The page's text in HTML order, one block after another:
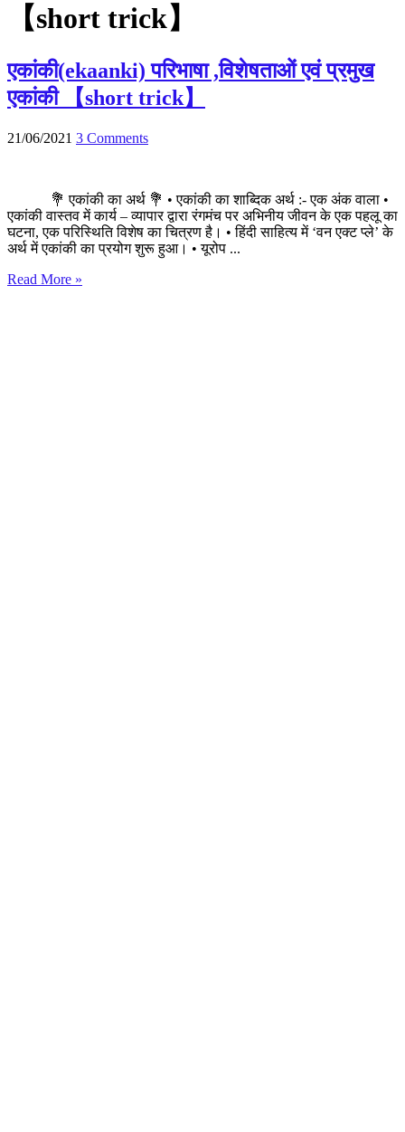
【short trick】
एकांकी(ekaanki) परिभाषा ,विशेषताओं एवं प्रमुख
एकांकी 【short trick】
21/06/2021 3 Comments
💐 एकांकी का अर्थ 💐 • एकांकी का शाब्दिक अर्थ :- एक अंक वाला •
एकांकी वास्तव में कार्य – व्यापार द्वारा रंगमंच पर अभिनीय जीवन के एक पहलू का
घटना, एक परिस्थिति विशेष का चित्रण है। • हिंदी साहित्य में ‘वन एक्ट प्ले’ के
अर्थ में एकांकी का प्रयोग शुरू हुआ। • यूरोप ...
Read More »